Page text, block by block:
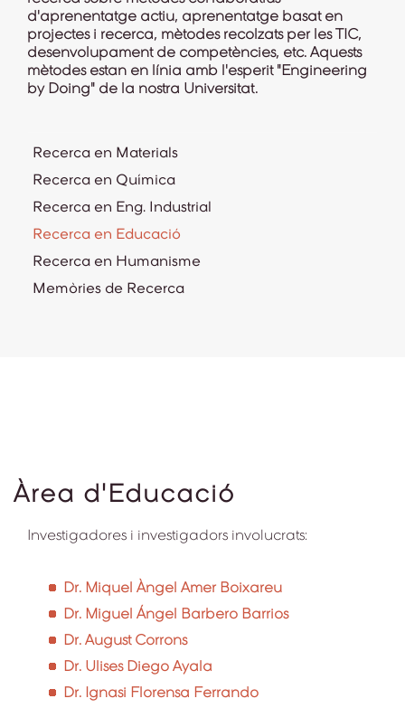
d'aprenentatge actiu, aprenentatge basat en
projectes i recerca, mètodes recolzats per les TIC,
desenvolupament de competències, etc. Aquests
mètodes estan en línia amb l'esperit "Engineering
by Doing" de la nostra Universitat.
Recerca en Materials
Recerca en Química
Recerca en Eng. Industrial
Recerca en Educació
Recerca en Humanisme
Memòries de Recerca
Àrea d'Educació
Investigadores i investigadors involucrats:
Dr. Miquel Àngel Amer Boixareu
Dr. Miguel Ángel Barbero Barrios
Dr. August Corrons
Dr. Ulises Diego Ayala
Dr. Ignasi Florensa Ferrando